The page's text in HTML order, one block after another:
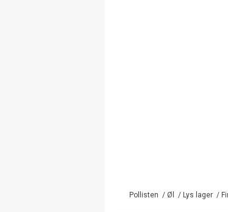
Pollisten / Øl / Lys lager /